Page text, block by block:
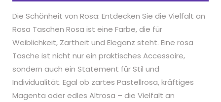
Die Schönheit von Rosa: Entdecken Sie die Vielfalt an
Rosa Taschen Rosa ist eine Farbe, die für
Weiblichkeit, Zartheit und Eleganz steht. Eine rosa
Tasche ist nicht nur ein praktisches Accessoire,
sondern auch ein Statement für Stil und
Individualität. Egal ob zartes Pastellrosa, kräftiges
Magenta oder edles Altrosa – die Vielfalt an